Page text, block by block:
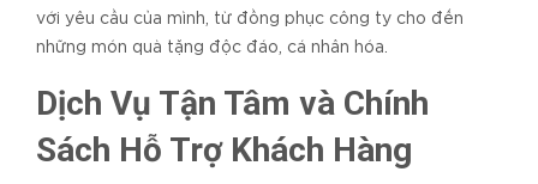
với yêu cầu của mình, từ đồng phục công ty cho đến
những món quà tặng độc đáo, cá nhân hóa.
Dịch Vụ Tận Tâm và Chính
Sách Hỗ Trợ Khách Hàng